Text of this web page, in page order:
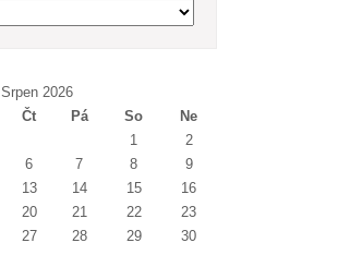
Srpen 2026
Čt Pá So Ne
1
2
6 7 8
9
13 14 15
16
20 21 22
23
27 28 29
30